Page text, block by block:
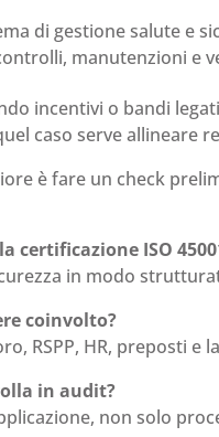
di gestione salute e
manutenzioni e
incentivi o bandi
caso serve allineare
è fare un check
certificazione ISO
in modo
coinvolto?
RSPP, HR, preposti e
in audit?
non solo